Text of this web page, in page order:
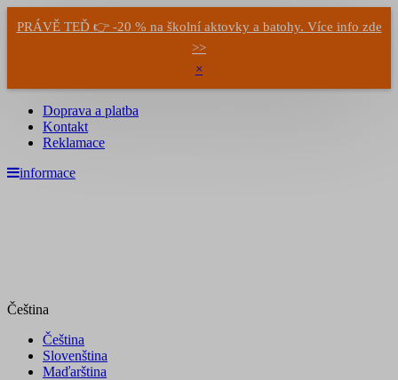
PRÁVĚ TEĎ 👉 -20 % na školní aktovky a batohy. Více info zde
>>
×
Doprava a platba
Kontakt
Reklamace
informace
Čeština
Čeština
Slovenština
Maďarština